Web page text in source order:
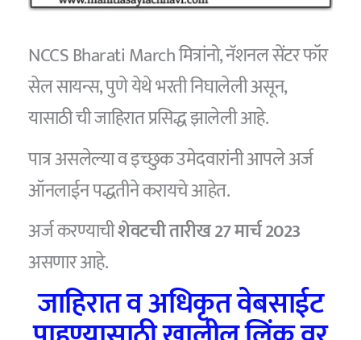
NCCS Bharati March मित्रांनो, नॅशनल सेंटर फॉर
सेल सायन्स, पुणे येथे भरती निघालेली असून,
यासाठी ची जाहिरात प्रसिद्ध झालेली आहे.
पात्र असलेल्या व इच्छुक उमेदवारांनी आपले अर्ज
ऑनलाईन पद्धतीने करायचे आहेत.
अर्ज करण्याचीशेवटची तारीख 27 मार्च 2023
असणार आहे.
जाहिरात व अधिकृत वेबसाईट